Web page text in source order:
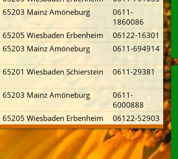
65203 Mainz Amöneburg
0611-
1860086
65205 Wiesbaden Erbenheim
06122-16301
65203 Mainz Amöneburg 0611-694914
65201 Wiesbaden Schierstein 0611-29381
65203 Mainz Amöneburg
0611-
6000888
65205 Wiesbaden Erbenheim 06122-52903